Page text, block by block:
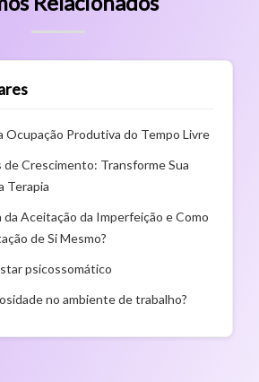
Ocupação Produtiva do Tempo Livre
Crescimento: Transforme Sua
Terapia
Aceitação da Imperfeição e Como
de Si Mesmo?
psicossomático
no ambiente de trabalho?